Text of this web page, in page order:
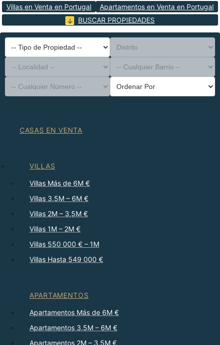
Villas en Venta en Portugal
Apartamentos en Venta en Portugal
BUSCAR PROPIEDADES
-- Tipo de Propiedad --
Distrito
-- Localidad --
-- Cualquier Barrio --
-- Cualquier Número --
Ordenar Por
CASAS EN VENTA
VILLAS
Villas Más de 6M €
Villas 3,5M – 6M €
Villas 2M – 3,5M €
Villas 1M – 2M €
Villas 550 000 € – 1M
Villas Hasta 549 000 €
APARTAMENTOS
Apartamentos Más de 6M €
Apartamentos 3,5M – 6M €
Apartamentos 2M – 3,5M €